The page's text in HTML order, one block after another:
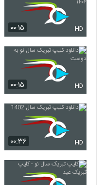
۰۰:۱۵ HD
۰۰:۱۵ HD
۰۰:۳۶ HD